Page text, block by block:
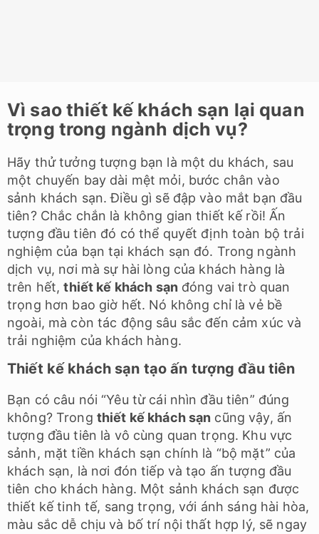
Vì sao thiết kế khách sạn lại quan
trọng trong ngành dịch vụ?
Hãy thử tưởng tượng bạn là một du khách, sau
một chuyến bay dài mệt mỏi, bước chân vào
sảnh khách sạn. Điều gì sẽ đập vào mắt bạn đầu
tiên? Chắc chắn là không gian thiết kế rồi! Ấn
tượng đầu tiên đó có thể quyết định toàn bộ trải
nghiệm của bạn tại khách sạn đó. Trong ngành
dịch vụ, nơi mà sự hài lòng của khách hàng là
trên hết,thiết kế khách sạn đóng vai trò quan
trọng hơn bao giờ hết. Nó không chỉ là vẻ bề
ngoài, mà còn tác động sâu sắc đến cảm xúc và
trải nghiệm của khách hàng.
Thiết kế khách sạn tạo ấn tượng đầu tiên
Bạn có câu nói “Yêu từ cái nhìn đầu tiên” đúng
không? Trong thiết kế khách sạn cũng vậy, ấn
tượng đầu tiên là vô cùng quan trọng. Khu vực
sảnh, mặt tiền khách sạn chính là “bộ mặt” của
khách sạn, là nơi đón tiếp và tạo ấn tượng đầu
tiên cho khách hàng. Một sảnh khách sạn được
thiết kế tinh tế, sang trọng, với ánh sáng hài hòa,
màu sắc dễ chịu và bố trí nội thất hợp lý, sẽ ngay